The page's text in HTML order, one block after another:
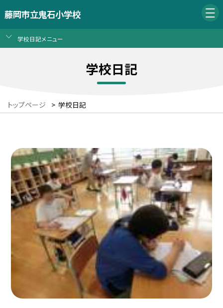
藤岡市立鬼石小学校
学校日記メニュー
学校日記
トップページ > 学校日記